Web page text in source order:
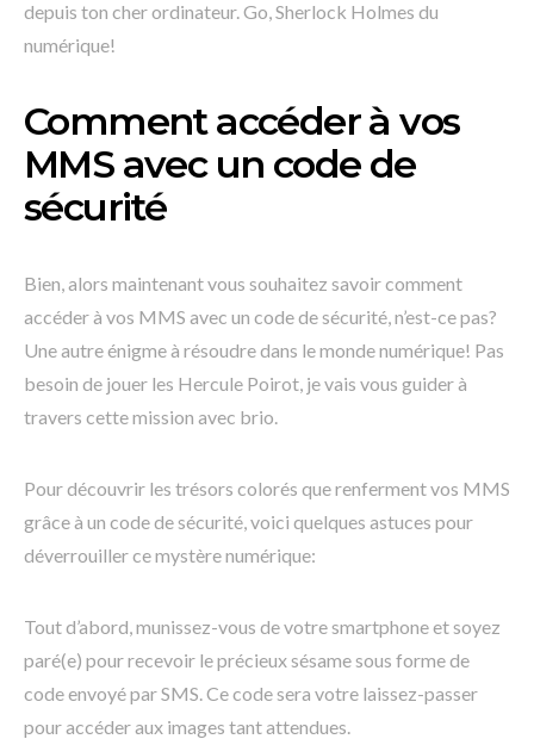
depuis ton cher ordinateur. Go, Sherlock Holmes du
numérique!
Comment accéder à vos
MMS avec un code de
sécurité
Bien, alors maintenant vous souhaitez savoir comment
accéder à vos MMS avec un code de sécurité, n’est-ce pas?
Une autre énigme à résoudre dans le monde numérique! Pas
besoin de jouer les Hercule Poirot, je vais vous guider à
travers cette mission avec brio.
Pour découvrir les trésors colorés que renferment vos MMS
grâce à un code de sécurité, voici quelques astuces pour
déverrouiller ce mystère numérique:
Tout d’abord, munissez-vous de votre smartphone et soyez
paré(e) pour recevoir le précieux sésame sous forme de
code envoyé par SMS. Ce code sera votre laissez-passer
pour accéder aux images tant attendues.